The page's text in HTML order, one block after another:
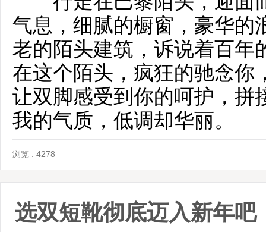
气息，细腻的橱窗，豪华的
老的陌头建筑，诉说着百年
在这个陌头，疯狂的驰念你
让双脚感受到你的呵护，拼
我的气质，低调却华丽。
浏览 : 4278
选双短靴彻底迈入新年吧